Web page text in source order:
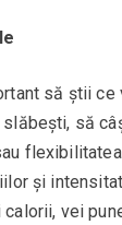
să știi
slăbești, să
și
vei